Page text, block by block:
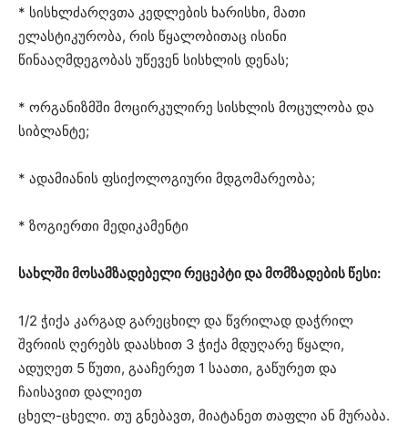
* სისხლძარღვთა კედლების ხარისხი, მათი
ელასტიკურობა, რის წყალობითაც ისინი
წინააღმდეგობას უწევენ სისხლის დენას;
* ორგანიზმში მოცირკულირე სისხლის მოცულობა და
სიბლანტე;
* ადამიანის ფსიქოლოგიური მდგომარეობა;
* ზოგიერთი მედიკამენტი
სახლში მოსამზადებელი რეცეპტი და მომზადების წესი:
1/2 ჭიქა კარგად გარეცხილ და წვრილად დაჭრილ
შვრიის ღერებს დაასხით 3 ჭიქა მდუღარე წყალი,
ადუღეთ 5 წუთი, გააჩერეთ 1 საათი, გაწურეთ და
ჩაისავით დალიეთ
ცხელ-ცხელი. თუ გნებავთ, მიატანეთ თაფლი ან მურაბა.